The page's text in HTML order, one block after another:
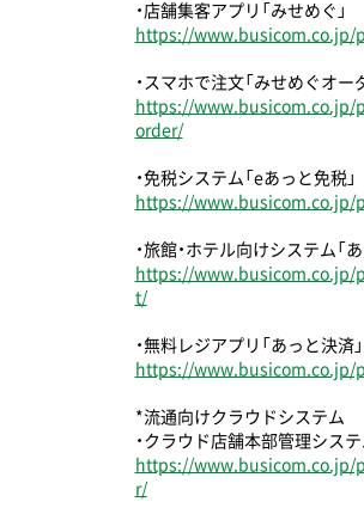
・店舗集客アプリ「みせめぐ」
https://www.busicom.co.jp/
・スマホで注文「みせめぐオー
https://www.busicom.co.jp/
order/
・免税システム「eあっと免税」
https://www.busicom.co.jp/
・旅館・ホテル向けシステム「
https://www.busicom.co.jp/
t/
・無料レジアプリ「あっと決済」
https://www.busicom.co.jp/
*流通向けクラウドシステム
・クラウド店舗本部管理システ
https://www.busicom.co.jp/
r/